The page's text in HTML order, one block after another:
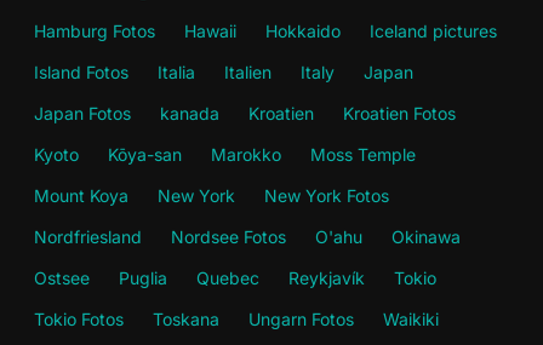
Hamburg Fotos
Hawaii Hokkaido
Iceland pictures
Island Fotos
Italia Italien Italy
Japan
Japan Fotos
kanada Kroatien
Kroatien Fotos
Kyoto
Kōya-san Marokko
Moss Temple
Mount Koya
New York
New York Fotos
Nordfriesland
Nordsee Fotos O'ahu
Okinawa
Ostsee
Puglia Quebec Reykjavík
Tokio
Tokio Fotos
Toskana Ungarn Fotos Waikiki